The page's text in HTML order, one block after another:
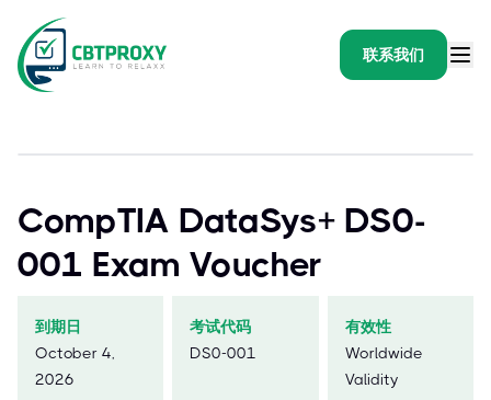
联系我们
CompTIA DataSys+ DS0-
001 Exam Voucher
到期日
October 4,
2026
考试代码
DS0-001
有效性
Worldwide
Validity